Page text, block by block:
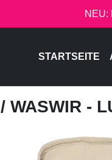
NEU:
STARTSEITE
/ WASWIR -